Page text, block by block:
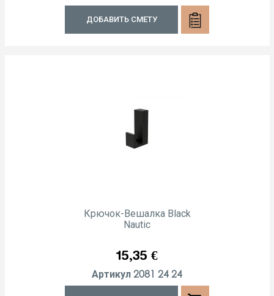
ДОБАВИТЬ СМЕТУ
Крючок-Вешалка Black
Nautic
Цена
15,35 €
Артикул 2081 24 24